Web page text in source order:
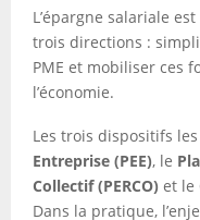
L’épargne salariale
trois directions :
PME et mobiliser ces
l’économie.
Les trois dispositifs
Entreprise (PEE), le
Collectif (PERCO) et le
Dans la pratique,